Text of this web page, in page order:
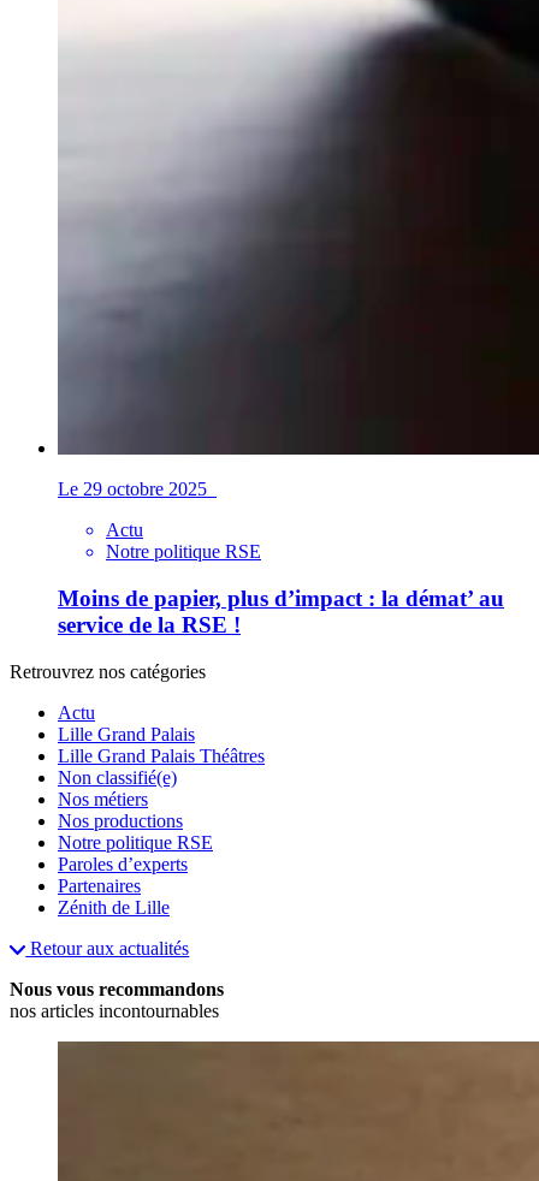
Le 29 octobre 2025
Actu
Notre politique RSE
Moins de papier, plus d’impact : la démat’ au
service de la RSE !
Retrouvrez nos catégories
Actu
Lille Grand Palais
Lille Grand Palais Théâtres
Non classifié(e)
Nos métiers
Nos productions
Notre politique RSE
Paroles d’experts
Partenaires
Zénith de Lille
Retour aux actualités
Nous vous recommandons
nos articles incontournables